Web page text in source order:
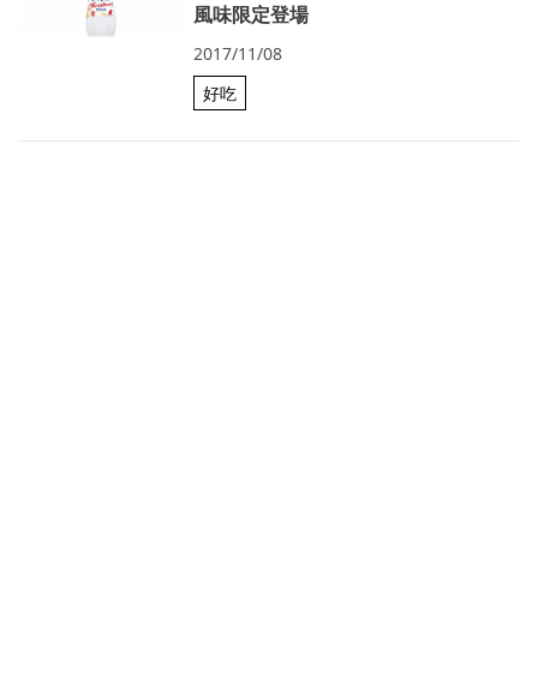
風味限定登場
2017/11/08
好吃